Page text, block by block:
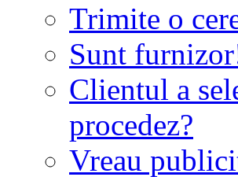
Trimite o
Sunt
Clientul a
procedez?
Vreau